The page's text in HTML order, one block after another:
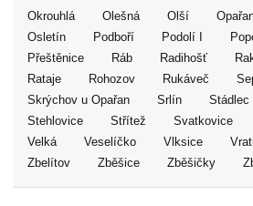
Okrouhlá
Olešná Olší
Osletín
Podboří Podolí I
Přeštěnice
Ráb Radihošť
Rataje
Rohozov Rukáveč
Skrýchov u Opařan
Srlín Stádlec
Stehlovice
Střítež Svatkovice
Velká
Veselíčko Vlksice
Zbelítov
Zběšice Zběšičky